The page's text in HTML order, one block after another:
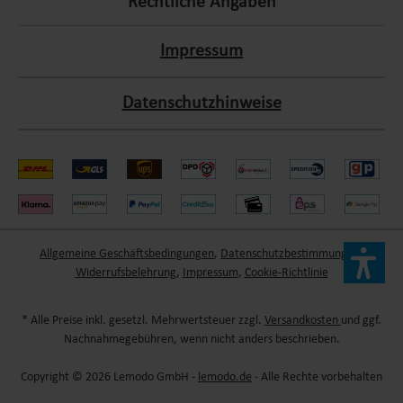
Impressum
Datenschutzhinweise
Allgemeine Geschäftsbedingungen, Datenschutzbestimmungen,
Widerrufsbelehrung, Impressum, Cookie-Richtlinie
* Alle Preise inkl. gesetzl. Mehrwertsteuer zzgl. Versandkosten und ggf.
Nachnahmegebühren, wenn nicht anders beschrieben.
Copyright © 2026 Lemodo GmbH - lemodo.de - Alle Rechte vorbehalten